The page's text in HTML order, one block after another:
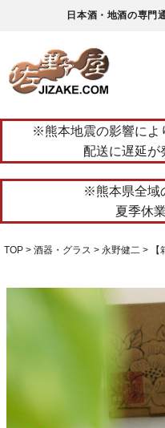
日本酒・地酒の専門
※熊本地震の影響によ
配送に遅延が
※熊本県全域
夏季休
TOP 酒器・グラス 永野健二